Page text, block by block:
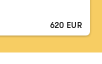
620 EUR